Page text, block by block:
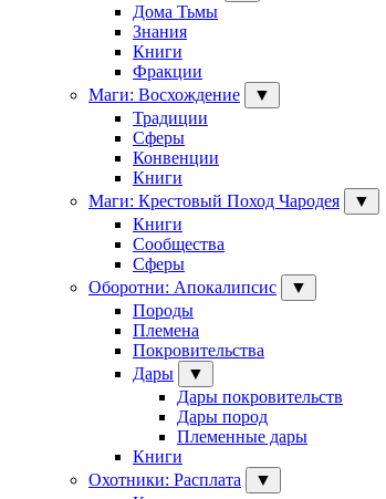
Дома Тьмы
Знания
Книги
Фракции
Маги: Восхождение
▼
Традиции
Сферы
Конвенции
Книги
Маги: Крестовый Поход Чародея
▼
Книги
Сообщества
Сферы
Оборотни: Апокалипсис
▼
Породы
Племена
Покровительства
Дары
▼
Дары покровительств
Дары пород
Племенные дары
Книги
Охотники: Расплата
▼